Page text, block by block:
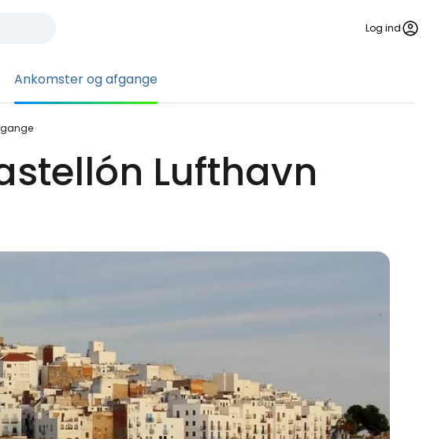
Log ind
Ankomster og afgange
Lufthavn